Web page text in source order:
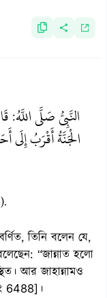
:النَّبِيُّ صَلَّى اللَّهُ
‏الْجَنَّةُ أَقْرَبُ إِلَى
তিনি বলেন যে,
“জান্নাত হলো
আর জাহান্নামও
6488]।